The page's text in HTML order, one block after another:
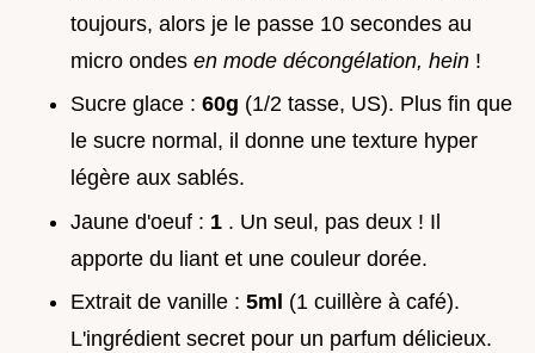
toujours, alors je le passe 10 secondes au
micro ondes en mode décongélation, hein !
Sucre glace : 60g (1/2 tasse, US). Plus fin que
le sucre normal, il donne une texture hyper
légère aux sablés.
Jaune d'oeuf : 1 . Un seul, pas deux ! Il
apporte du liant et une couleur dorée.
Extrait de vanille : 5ml (1 cuillère à café).
L'ingrédient secret pour un parfum délicieux.